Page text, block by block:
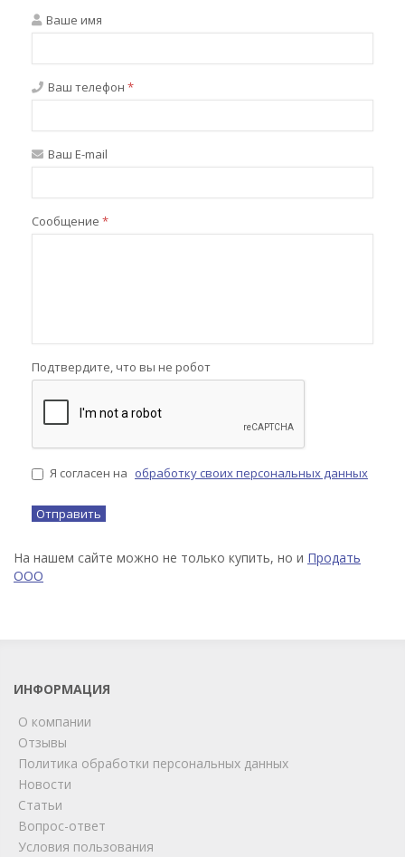
Ваше имя
Ваш телефон *
Ваш E-mail
Сообщение *
Подтвердите, что вы не робот
Я согласен на обработку своих персональных данных
На нашем сайте можно не только купить, но и Продать
ООО
ИНФОРМАЦИЯ
О компании
Отзывы
Политика обработки персональных данных
Новости
Статьи
Вопрос-ответ
Условия пользования